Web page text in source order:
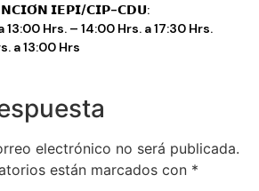
𝗜𝗘𝗣𝗜/𝗖𝗜𝗣-𝗖𝗗𝗨:
Hrs. – 14:00 Hrs. a 17:30 Hrs.
a 13:00 Hrs
electrónico no será publicada.
están marcados con *